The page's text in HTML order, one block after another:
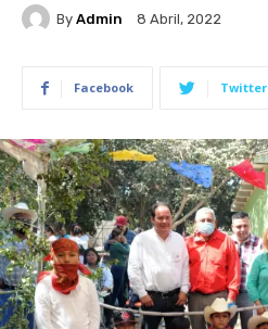
By Admin 8 Abril, 2022
Facebook Twitter